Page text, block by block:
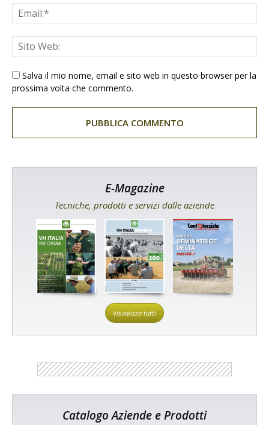
Salva il mio nome, email e sito web in questo browser per la
prossima volta che commento.
E-Magazine
Tecniche, prodotti e servizi dalle aziende
Visualizza tutti
Catalogo Aziende e Prodotti